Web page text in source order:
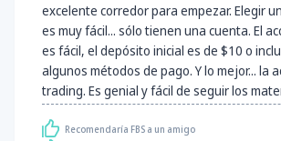
excelente corredor para empezar. Elegir
es muy fácil... sólo tienen una cuenta. El
es fácil, el depósito inicial es de $10 o
algunos métodos de pago. Y lo mejor... la
trading. Es genial y fácil de seguir los
Recomendaría FBS a un amigo